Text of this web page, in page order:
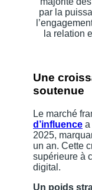
par la
la relation
Une
soutenue
Le marché
d’influence a
2025,
un an. Cette
supérieure à
digital.
Un poids